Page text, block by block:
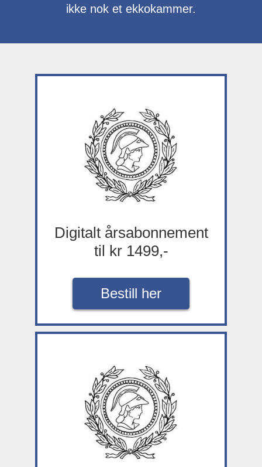
ikke nok et ekkokammer.
Digitalt årsabonnement
til kr 1499,-
Bestill her